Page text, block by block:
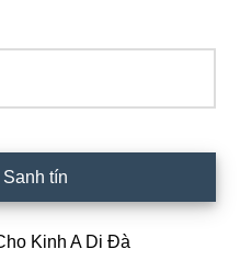
tín
Kinh A Di Đà